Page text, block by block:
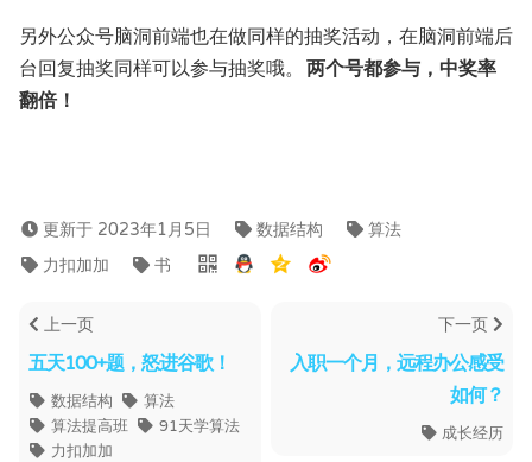
另外公众号脑洞前端也在做同样的抽奖活动，在脑洞前端后
台回复抽奖同样可以参与抽奖哦。 两个号都参与，中奖率
翻倍！
更新于 2023年1月5日 数据结构
算法
力扣加加
书
上一页
五天100+题，怒进谷歌！
数据结构
算法
算法提高班
91天学算法
力扣加加
下一页
入职一个月，远程办公感受
如何？
成长经历